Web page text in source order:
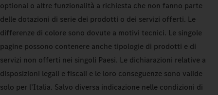
optional o altre funzionalità a richiesta che non fanno parte
delle dotazioni di serie dei prodotti o dei servizi offerti. Le
differenze di colore sono dovute a motivi tecnici. Le singole
pagine possono contenere anche tipologie di prodotti e di
servizi non offerti nei singoli Paesi. Le dichiarazioni relative a
disposizioni legali e fiscali e le loro conseguenze sono valide
solo per l’Italia. Salvo diversa indicazione nelle condizioni di